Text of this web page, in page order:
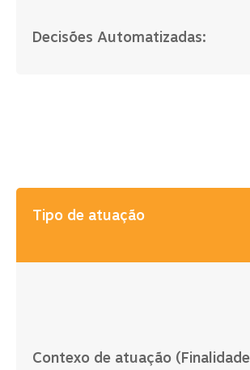
Decisões Automatizadas:
Tipo de atuação
Contexo de atuação